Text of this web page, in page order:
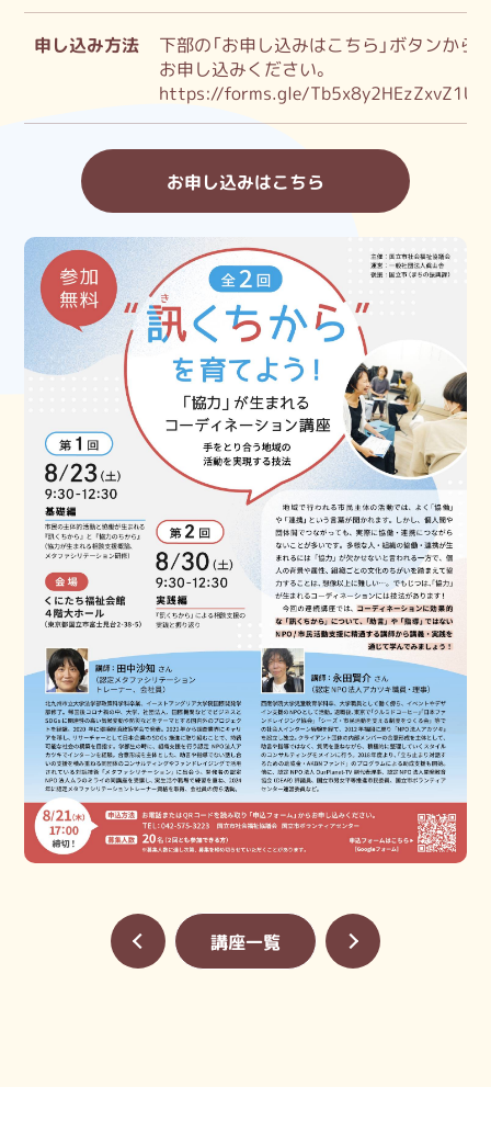
国立市ボランティアセンター
開館時間：月曜日～金曜日 9:00～17:00
休館日：土曜・日曜・祝日・年末年始
FAX：042-580-7112
申し込み方法
下部の「お申し込みはこちら」ボタンから
お申し込みください。
https://forms.gle/Tb5x8y2HEzZxvZ1U7
お申し込みはこちら
« 講座一覧 »